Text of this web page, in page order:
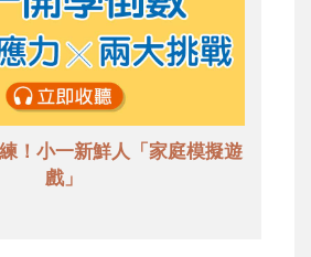
！小一新鮮人「家庭模擬遊
戲」